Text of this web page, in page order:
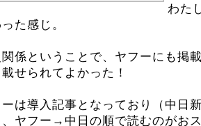
わた
た感じ。
関係ということで、ヤフーにも掲
せられてよかった！
ーは導入記事となっており（中日
、ヤフー→中日の順で読むのがお